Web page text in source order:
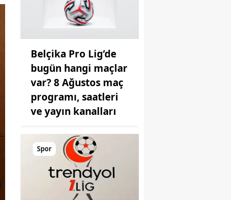
Belçika Pro Lig’de
bugün hangi maçlar
var? 8 Ağustos maç
programı, saatleri
ve yayın kanalları
Spor